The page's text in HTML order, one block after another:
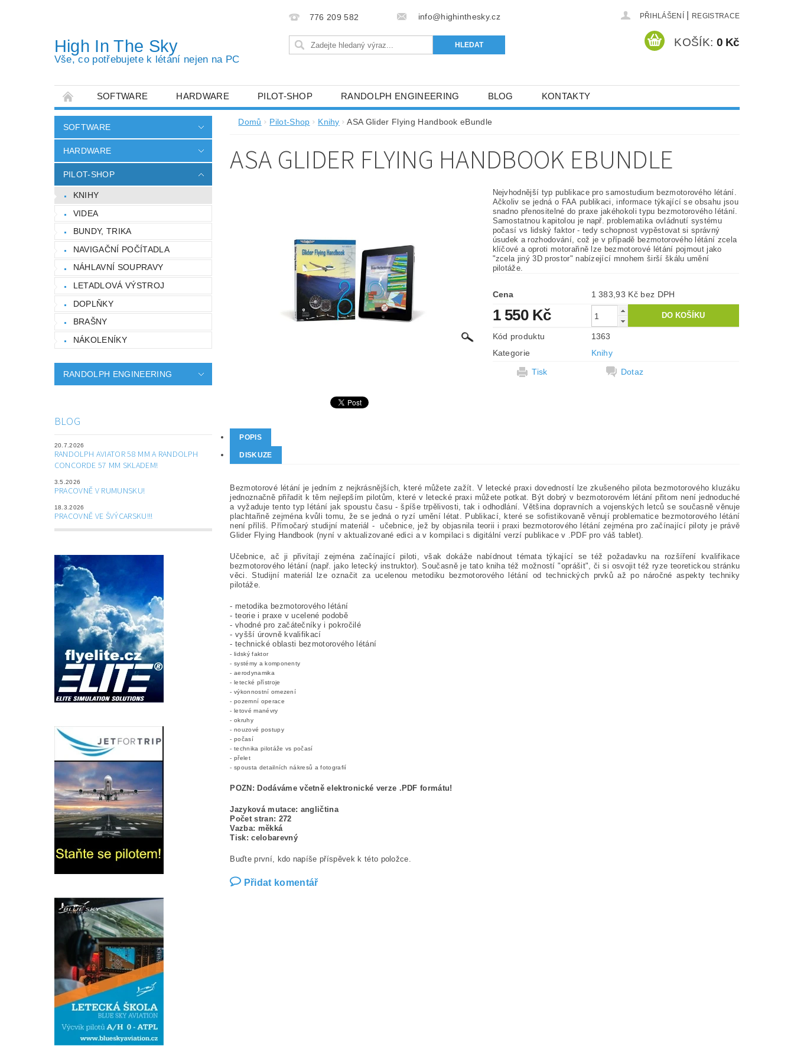
High In The Sky
Vše, co potřebujete k létání nejen na PC
776 209 582 info@highinthesky.cz PŘIHLÁŠENÍ REGISTRACE
KOŠÍK: 0 Kč
SOFTWARE HARDWARE PILOT-SHOP RANDOLPH ENGINEERING BLOG KONTAKTY
OBCHODNÍ PODMÍNKY PODMÍNKY OCHRANY OSOBNÍCH ÚDAJŮ (GDPR)
SOFTWARE
HARDWARE
PILOT-SHOP
KNIHY
VIDEA
BUNDY, TRIKA
NAVIGAČNÍ POČÍTADLA
NÁHLAVNÍ SOUPRAVY
LETADLOVÁ VÝSTROJ
DOPLŇKY
BRAŠNY
NÁKOLENÍKY
RANDOLPH ENGINEERING
BLOG
20.7.2026
RANDOLPH AVIATOR 58 MM A RANDOLPH
CONCORDE 57 MM SKLADEM!
3.5.2026
PRACOVNĚ V RUMUNSKU!
18.3.2026
PRACOVNĚ VE ŠVÝCARSKU!!!
Domů Pilot-Shop Knihy ASA Glider Flying Handbook eBundle
ASA GLIDER FLYING HANDBOOK EBUNDLE
Nejvhodnější typ publikace pro samostudium bezmotorového létání.
Ačkoliv se jedná o FAA publikaci, informace týkající se obsahu jsou
snadno přenositelné do praxe jakéhokoli typu bezmotorového létání.
Samostatnou kapitolou je např. problematika ovládnutí systému
počasí vs lidský faktor - tedy schopnost vypěstovat si správný
úsudek a rozhodování, což je v případě bezmotorového létání zcela
klíčové a oproti motorařině lze bezmotorové létání pojmout jako
"zcela jiný 3D prostor" nabízející mnohem širší škálu umění
pilotáže.
Cena 1 383,93 Kč bez DPH
1 550 Kč
Kód produktu
1363
Kategorie
Knihy
Tisk
Dotaz
POPIS
DISKUZE
Bezmotorové létání je jedním z nejkrásnějších, které můžete zažít. V letecké praxi dovedností lze zkušeného pilota bezmotorového kluzáku
jednoznačně přiřadit k těm nejlepším pilotům, které v letecké praxi můžete potkat. Být dobrý v bezmotorovém létání přitom není jednoduché
a vyžaduje tento typ létání jak spoustu času - špíše trpělivosti, tak i odhodlání. Většina dopravních a vojenských letců se současně věnuje
plachtařině zejména kvůli tomu, že se jedná o ryzí umění létat. Publikací, které se sofistikovaně věnují problematice bezmotorového létání
není příliš. Přímočarý studijní materiál - učebnice, jež by objasnila teorii i praxi bezmotorového létání zejména pro začínající piloty je právě
Glider Flying Handbook (nyní v aktualizované edici a v kompilaci s digitální verzí publikace v .PDF pro váš tablet).
Učebnice, ač ji přivítají zejména začínající piloti, však dokáže nabídnout témata týkající se též požadavku na rozšíření kvalifikace
bezmotorového létání (např. jako letecký instruktor). Současně je tato kniha též možností "oprášit", či si osvojit též ryze teoretickou stránku
věci. Studijní materiál lze označit za ucelenou metodiku bezmotorového létání od technických prvků až po náročné aspekty techniky
pilotáže.
- metodika bezmotorového létání
- teorie i praxe v ucelené podobě
- vhodné pro začátečníky i pokročilé
- vyšší úrovně kvalifikací
- technické oblasti bezmotorového létání
- lidský faktor
- systémy a komponenty
- aerodynamika
- letecké přístroje
- výkonnostní omezení
- pozemní operace
- letové manévry
- okruhy
- nouzové postupy
- počasí
- technika pilotáže vs počasí
- přelet
- spousta detailních nákresů a fotografií
POZN: Dodáváme včetně elektronické verze .PDF formátu!
Jazyková mutace: angličtina
Počet stran: 272
Vazba: měkká
Tisk: celobarevný
Buďte první, kdo napíše příspěvek k této položce.
Přidat komentář